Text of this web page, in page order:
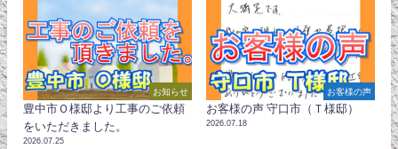
お知らせ
豊中市Ｏ様邸より工事のご依頼
をいただきました。
2026.07.25
お客様の声
お客様の声 守口市（Ｔ様邸）
2026.07.18